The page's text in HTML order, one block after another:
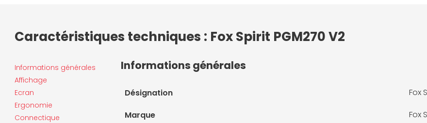
Caractéristiques techniques : Fox Spirit PGM270 V2
Informations générales
Affichage
Ecran
Ergonomie
Connectique
Informations générales
Désignation Fox
Marque Fox